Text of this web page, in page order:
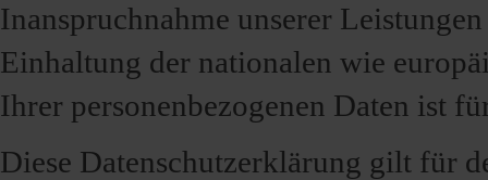
Inanspruchnahme unserer
Einhaltung der nationalen wie
Ihrer personenbezogenen Daten ist
Diese Datenschutzerklärung gilt für